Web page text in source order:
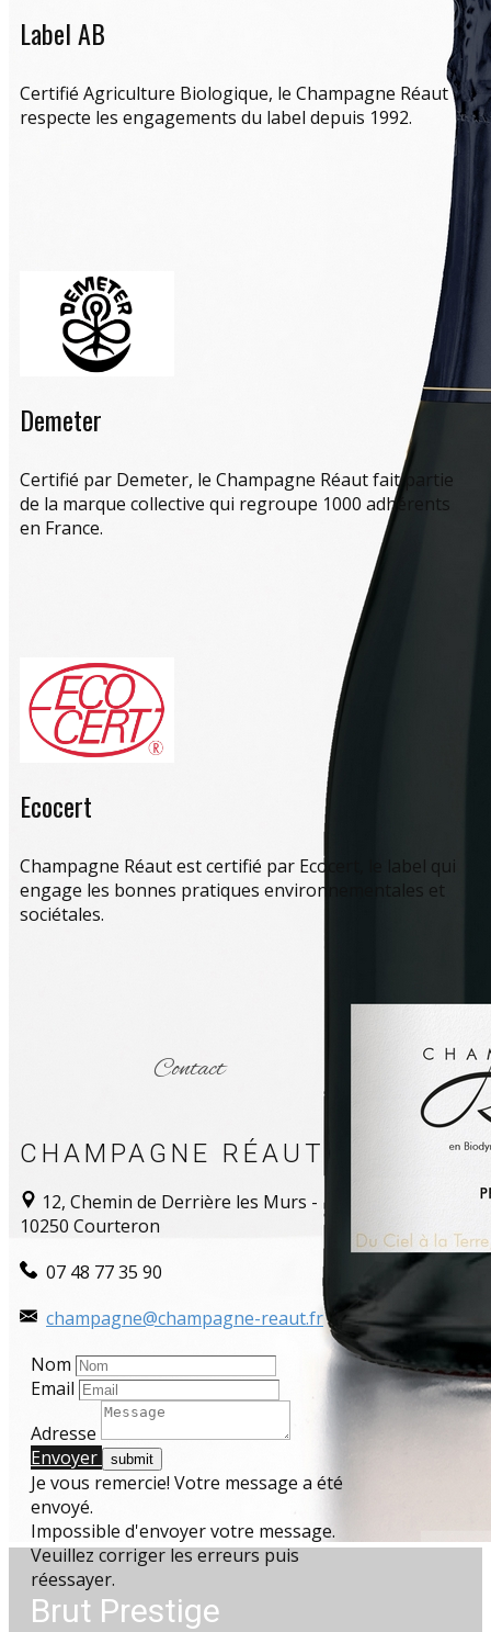
Brut Prestige
Label AB
Certifié Agriculture Biologique, le Champagne Réaut
respecte les engagements du label depuis 1992.
Demeter
Certifié par Demeter, le Champagne Réaut fait partie
de la marque collective qui regroupe 1000 adhérents
en France.
Ecocert
Champagne Réaut est certifié par Ecocert, le label qui
engage les bonnes pratiques environnementales et
sociétales.
Contact
CHAMPAGNE RÉAUT
12, Chemin de Derrière les Murs -
10250 Courteron
​​ 07 48 77 35 90
champagne@champagne-reaut.fr
Nom
Email
Adresse
Envoyer
Je vous remercie! Votre message a été
envoyé.
Impossible d'envoyer votre message.
Veuillez corriger les erreurs puis
réessayer.